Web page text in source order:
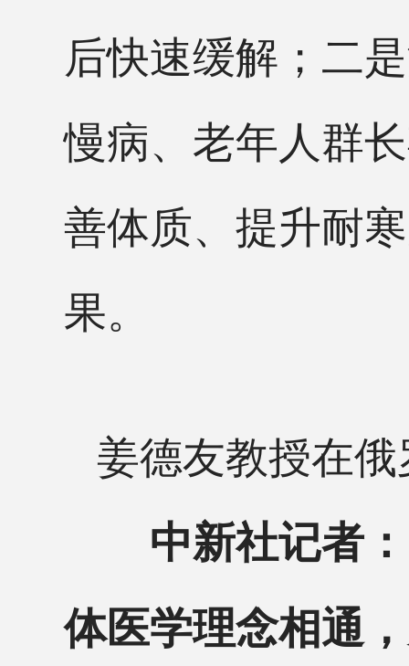
后快速缓解；二
慢病、老年人群
善体质、提升耐
果。
姜德友教授在
中新社记者
体医学理念相通